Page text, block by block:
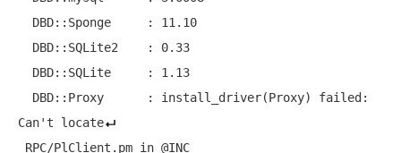
Can't locate